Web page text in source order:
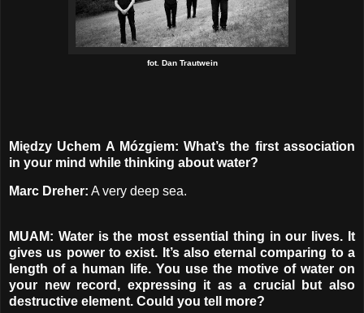
fot. Dan Trautwein
Między Uchem A Mózgiem: What’s the first association
in your mind while thinking about water?
Marc Dreher: A very deep sea.
MUAM: Water is the most essential thing in our lives. It
gives us power to exist. It’s also eternal comparing to a
length of a human life. You use the motive of water on
your new record, expressing it as a crucial but also
destructive element. Could you tell more?